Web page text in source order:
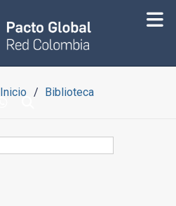
Inicio Biblioteca